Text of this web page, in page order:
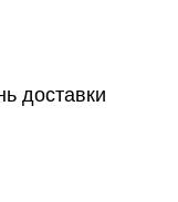
доставки